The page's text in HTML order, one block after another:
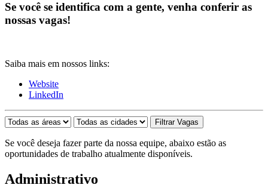
Se você se identifica com a gente, venha conferir as
nossas vagas!
Saiba mais em nossos links:
Website
LinkedIn
Se você deseja fazer parte da nossa equipe, abaixo estão as
oportunidades de trabalho atualmente disponíveis.
Administrativo